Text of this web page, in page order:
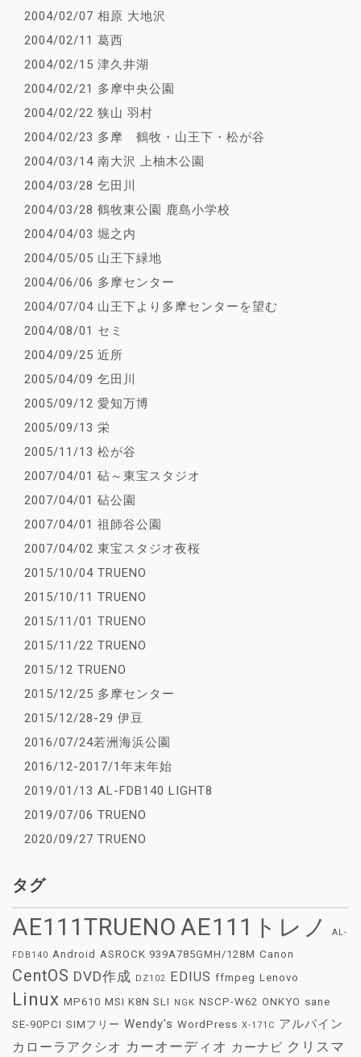
2004/02/07 相原 大地沢
2004/02/11 葛西
2004/02/15 津久井湖
2004/02/21 多摩中央公園
2004/02/22 狭山 羽村
2004/02/23 多摩 鶴牧・山王下・松が谷
2004/03/14 南大沢 上柚木公園
2004/03/28 乞田川
2004/03/28 鶴牧東公園 鹿島小学校
2004/04/03 堀之内
2004/05/05 山王下緑地
2004/06/06 多摩センター
2004/07/04 山王下より多摩センターを望む
2004/08/01 セミ
2004/09/25 近所
2005/04/09 乞田川
2005/09/12 愛知万博
2005/09/13 栄
2005/11/13 松が谷
2007/04/01 砧～東宝スタジオ
2007/04/01 砧公園
2007/04/01 祖師谷公園
2007/04/02 東宝スタジオ夜桜
2015/10/04 TRUENO
2015/10/11 TRUENO
2015/11/01 TRUENO
2015/11/22 TRUENO
2015/12 TRUENO
2015/12/25 多摩センター
2015/12/28-29 伊豆
2016/07/24若洲海浜公園
2016/12-2017/1年末年始
2019/01/13 AL-FDB140 LIGHT8
2019/07/06 TRUENO
2020/09/27 TRUENO
タグ
AE111TRUENO AE111トレノ AL-
FDB140 Android ASROCK 939A785GMH/128M Canon
CentOS DVD作成 DZ102 EDIUS ffmpeg Lenovo
Linux MP610 MSI K8N SLI NGK NSCP-W62 ONKYO sane
SE-90PCI SIMフリー Wendy's WordPress X-171C アルパイン
カローラアクシオ カーオーディオ カーナビ クリスマ